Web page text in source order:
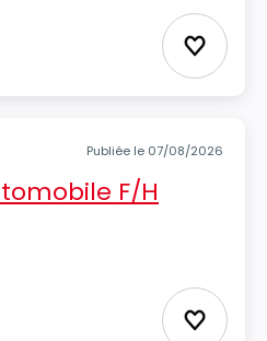
Ajouter
Publiée le 07/08/2026
F/H
Ajouter